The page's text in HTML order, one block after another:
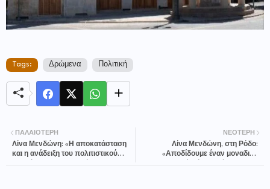
Tags: Δρώμενα Πολιτική
ΝΕΌΤΕΡΗ
Λίνα Μενδώνη, στη Ρόδο:
«Αποδίδουμε έναν μοναδικό
ΠΑΛΑΙΌΤΕΡΗ
Λίνα Μενδώνη: «Η αποκατάσταση
και η ανάδειξη του πολιτιστικού